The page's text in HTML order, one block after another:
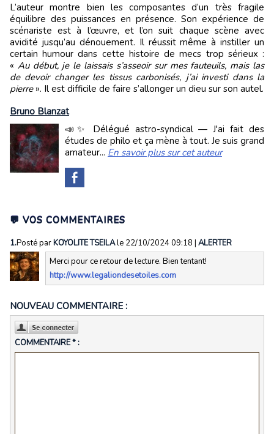
L’auteur montre bien les composantes d’un très fragile
équilibre des puissances en présence. Son expérience de
scénariste est à l’œuvre, et l’on suit chaque scène avec
avidité jusqu’au dénouement. Il réussit même à instiller un
certain humour dans cette histoire de mecs trop sérieux :
« Au début, je le laissais s’asseoir sur mes fauteuils, mais las
de devoir changer les tissus carbonisés, j’ai investi dans la
pierre». Il est difficile de faire s’allonger un dieu sur son autel.
Bruno Blanzat
📣✨ Délégué astro-syndical — J'ai fait des
études de philo et ça mène à tout. Je suis grand
amateur... En savoir plus sur cet auteur
💬 VOS COMMENTAIRES
1.Posté parKOYOLITE TSEILAle 22/10/2024 09:18 | ALERTER
Merci pour ce retour de lecture. Bien tentant!
http://www.legaliondesetoiles.com
NOUVEAU COMMENTAIRE :
COMMENTAIRE * :